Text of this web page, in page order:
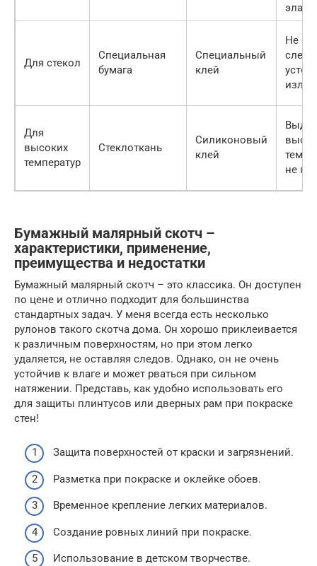
Для стекол
Специальная
бумага
Специальный
клей
Не
Для
высоких
температур
Стеклоткань
Силиконовый
клей
не
Бумажный малярный скотч –
характеристики, применение,
преимущества и недостатки
Бумажный малярный скотч – это классика. Он доступен
по цене и отлично подходит для большинства
стандартных задач. У меня всегда есть несколько
рулонов такого скотча дома. Он хорошо приклеивается
к различным поверхностям, но при этом легко
удаляется, не оставляя следов. Однако, он не очень
устойчив к влаге и может рваться при сильном
натяжении. Представь, как удобно использовать его
для защиты плинтусов или дверных рам при покраске
стен!
Защита поверхностей от краски и загрязнений.
Разметка при покраске и оклейке обоев.
Временное крепление легких материалов.
Создание ровных линий при покраске.
Использование в детском творчестве.